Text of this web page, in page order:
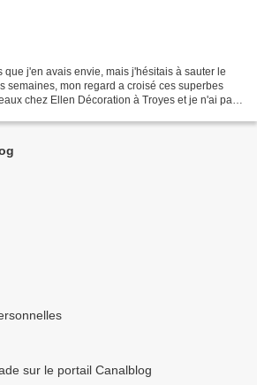
que j'en avais envie, mais j'hésitais à sauter le
semaines, mon regard a croisé ces superbes
chez Ellen Décoration à Troyes et je n'ai pas
sur le portail Canalblog